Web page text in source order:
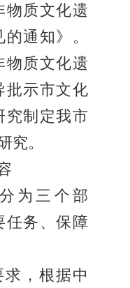
物质文化遗
通知》。
物质文化遗
批示市文化
究制定我市
究。
为三个部
任务、保障
，根据中